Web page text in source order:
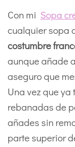
Con mi Sopa
cualquier sopa
costumbre
aunque añade
aseguro que
Una vez que
rebanadas de
añades sin
parte superior